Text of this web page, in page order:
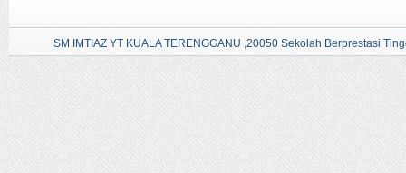
SM IMTIAZ YT KUALA TERENGGANU ,20050 Sekolah Berprestasi